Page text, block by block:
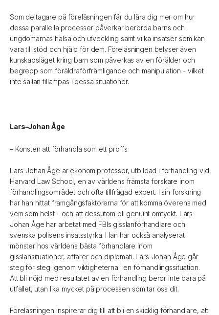
Som deltagare på föreläsningen får du lära dig mer om hur
dessa parallella processer påverkar berörda barns och
ungdomarnas hälsa och utveckling samt vilka insatser som kan
vara till stöd och hjälp för dem. Föreläsningen belyser även
kunskapsläget kring barn som påverkas av en förälder och
begrepp som föräldraförfrämligande och manipulation - vilket
inte sällan tillämpas i dessa situationer.
Lars-Johan Åge
– Konsten att förhandla som ett proffs
Lars-Johan Åge är ekonomiprofessor, utbildad i förhandling vid
Harvard Law School, en av världens främsta forskare inom
förhandlingsområdet och ofta tillfrågad expert. I sin forskning
har han hittat framgångsfaktorerna för att komma överens med
vem som helst - och att dessutom bli genuint omtyckt. Lars-
Johan Åge har arbetat med FBIs gisslanförhandlare och
svenska polisens insatsstyrka. Han har också analyserat
mönster hos världens bästa förhandlare inom
gisslansituationer, affärer och diplomati. Lars-Johan Åge går
steg för steg igenom viktigheterna i en förhandlingssituation.
Att bli nöjd med resultatet av en förhandling beror inte bara på
utfallet, utan lika mycket på processen som tar oss dit.
Föreläsningen inspirerar dig till att bli en skicklig förhandlare, att